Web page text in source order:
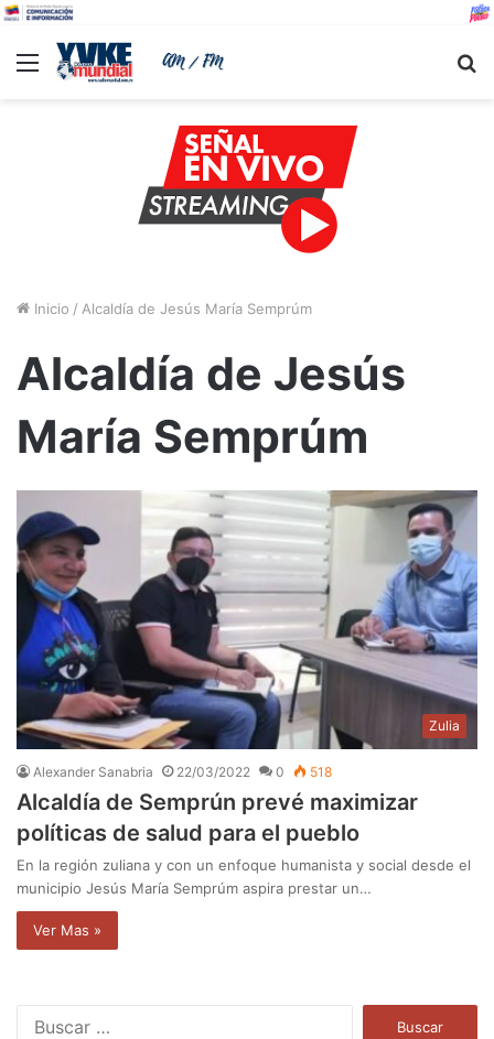
Menu
Inicio / Alcaldía de Jesús María Semprúm
Alcaldía de Jesús
María Semprúm
Zulia
Alexander Sanabria 22/03/2022 0 518
Alcaldía de Semprún prevé maximizar
políticas de salud para el pueblo
En la región zuliana y con un enfoque humanista y social desde el
municipio Jesús María Semprúm aspira prestar un…
Ver Mas »